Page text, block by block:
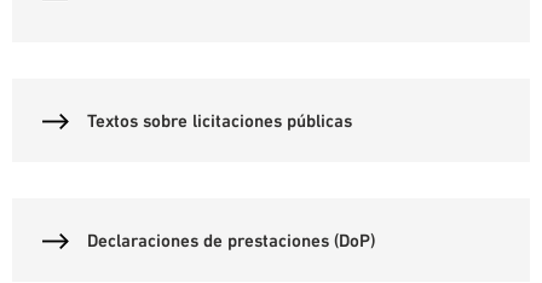
Textos sobre licitaciones públicas
Declaraciones de prestaciones (DoP)